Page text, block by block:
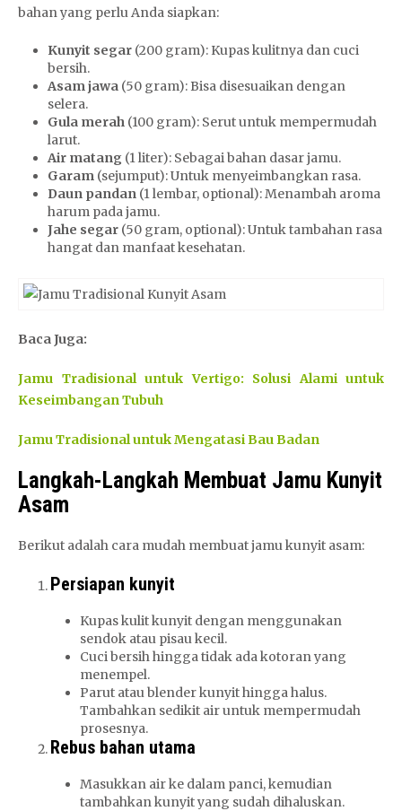
bahan yang perlu Anda siapkan:
Kunyit segar(200 gram): Kupas kulitnya dan cuci
bersih.
Asam jawa(50 gram): Bisa disesuaikan dengan
selera.
Gula merah (100 gram): Serut untuk mempermudah
larut.
Air matang (1 liter): Sebagai bahan dasar jamu.
Garam (sejumput): Untuk menyeimbangkan rasa.
Daun pandan (1 lembar, optional): Menambah aroma
harum pada jamu.
Jahe segar(50 gram, optional): Untuk tambahan rasa
hangat dan manfaat kesehatan.
Baca Juga:
Jamu Tradisional untuk Vertigo: Solusi Alami untuk
Keseimbangan Tubuh
Jamu Tradisional untuk Mengatasi Bau Badan
Langkah-Langkah Membuat Jamu Kunyit
Asam
Berikut adalah cara mudah membuat jamu kunyit asam:
Persiapan kunyit
Kupas kulit kunyit dengan menggunakan
sendok atau pisau kecil.
Cuci bersih hingga tidak ada kotoran yang
menempel.
Parut atau blender kunyit hingga halus.
Tambahkan sedikit air untuk mempermudah
prosesnya.
Rebus bahan utama
Masukkan air ke dalam panci, kemudian
tambahkan kunyit yang sudah dihaluskan.